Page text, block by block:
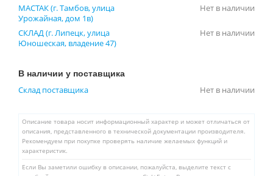
МАСТАК (г. Тамбов, улица
Урожайная, дом 1в)
Нет в наличии
СКЛАД (г. Липецк, улица
Юношеская, владение 47)
Нет в наличии
В наличии у поставщика
Склад поставщика Нет в наличии
Описание товара носит информационный характер и может отличаться от
описания, представленного в технической документации производителя.
Рекомендуем при покупке проверять наличие желаемых функций и
характеристик.
Если Вы заметили ошибку в описании, пожалуйста, выделите текст с